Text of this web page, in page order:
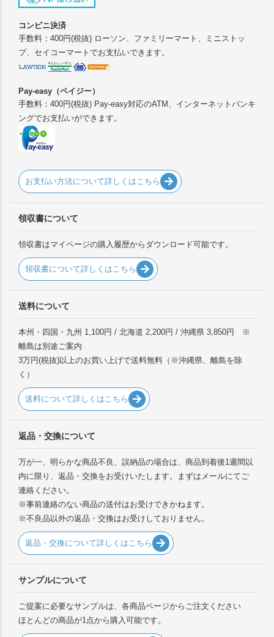
コンビニ決済
手数料：400円(税抜) ローソン、ファミリーマート、ミニストッ
プ、セイコーマートでお支払いできます。
Pay-easy（ペイジー）
手数料：400円(税抜) Pay-easy対応のATM、インターネットバンキ
ングでお支払いができます。
お支払い方法について詳しくはこちら
領収書について
領収書はマイページの購入履歴からダウンロード可能です。
領収書について詳しくはこちら
送料について
本州・四国・九州 1,100円 / 北海道 2,200円 / 沖縄県 3,850円 ※
離島は別途ご案内
3万円(税抜)以上のお買い上げで送料無料（※沖縄県、離島を除
く）
送料について詳しくはこちら
返品・交換について
万が一、明らかな商品不良、誤納品の場合は、商品到着後1週間以
内に限り、返品・交換をお受けいたします。まずはメールにてご
連絡ください。
※事前連絡のない商品の送付はお受けできかねます。
※不良品以外の返品・交換はお受けしておりません。
返品・交換について詳しくはこちら
サンプルについて
ご提案に必要なサンプルは、各商品ページからご注文ください
ほとんどの商品が1点から購入可能です。